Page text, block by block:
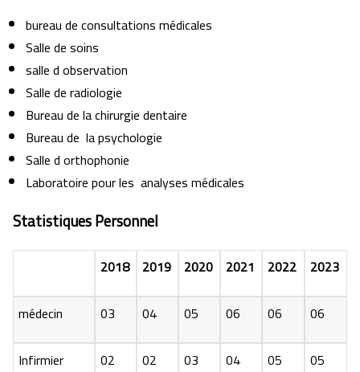
bureau de consultations médicales
Salle de soins
salle d observation
Salle de radiologie
Bureau de la chirurgie dentaire
Bureau de la psychologie
Salle d orthophonie
Laboratoire pour les analyses médicales
Statistiques Personnel
2018 2019 2020 2021 2022 2023
médecin
03 04 05 06 06
06
Infirmier
02 02 03 04 05
05